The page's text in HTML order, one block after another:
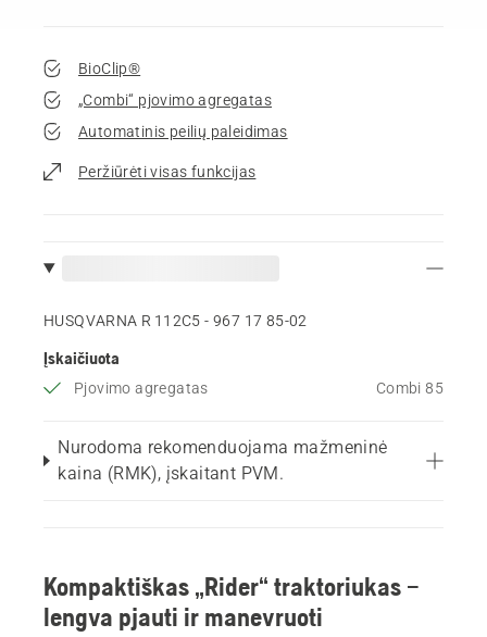
BioClip®
„Combi“ pjovimo agregatas
Automatinis peilių paleidimas
Peržiūrėti visas funkcijas
HUSQVARNA R 112C5 - 967 17 85‑02
Įskaičiuota
Pjovimo agregatas Combi 85
Nurodoma rekomenduojama mažmeninė
kaina (RMK), įskaitant PVM.
Kompaktiškas „Rider“ traktoriukas –
lengva pjauti ir manevruoti